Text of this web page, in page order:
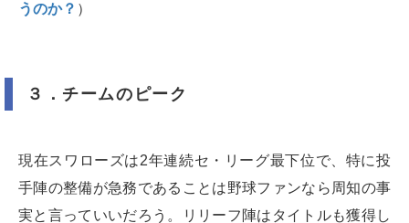
うのか？ ）
３．チームのピーク
現在スワローズは2年連続セ・リーグ最下位で、特に投
手陣の整備が急務であることは野球ファンなら周知の事
実と言っていいだろう。リリーフ陣はタイトルも獲得し